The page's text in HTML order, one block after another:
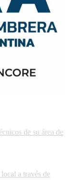
de su área de
a través de